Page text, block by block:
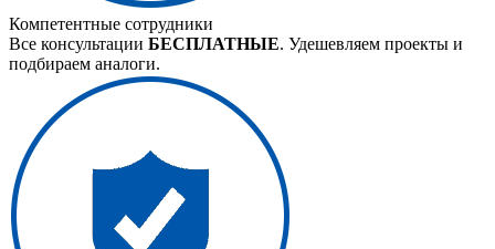
Компетентные сотрудники
Все консультации БЕСПЛАТНЫЕ. Удешевляем проекты и
подбираем аналоги.